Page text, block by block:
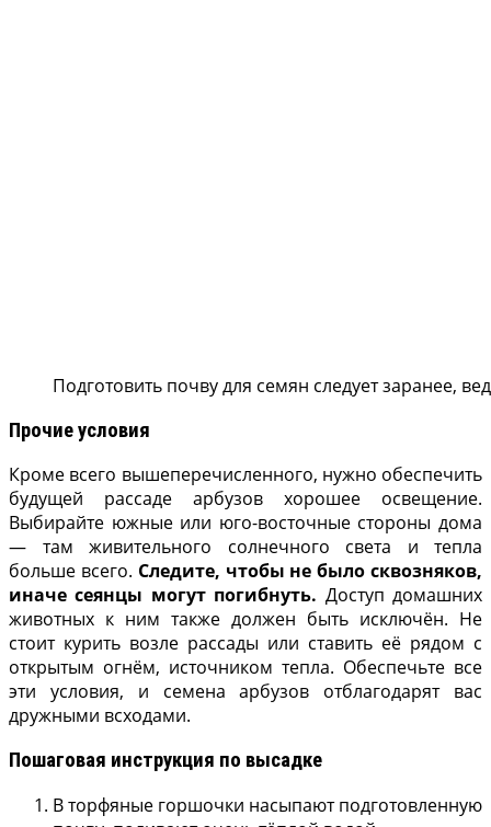
Подготовить почву для семян следует заранее,
Прочие условия
Кроме всего вышеперечисленного, нужно обеспечить
будущей рассаде арбузов хорошее освещение.
Выбирайте южные или юго-восточные стороны дома
— там живительного солнечного света и тепла
больше всего. Следите, чтобы не было сквозняков,
иначе сеянцы могут погибнуть. Доступ домашних
животных к ним также должен быть исключён. Не
стоит курить возле рассады или ставить её рядом с
открытым огнём, источником тепла. Обеспечьте все
эти условия, и семена арбузов отблагодарят вас
дружными всходами.
Пошаговая инструкция по высадке
В торфяные горшочки насыпают подготовленную